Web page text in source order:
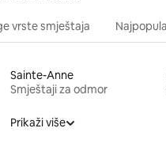
vrste smještaja
Sainte-Anne
Smještaji za odmor
Prikaži više